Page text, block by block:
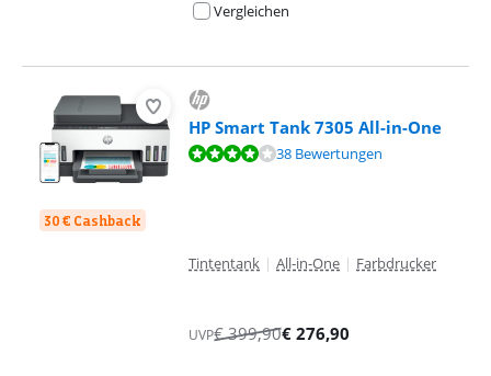
Vergleichen
30 € Cashback
HP Smart Tank 7305 All-in-One
Bewertet mit 8,4 von 10, basierend auf 38 Bewertungen.
38 Bewertungen
Tintentank | All-in-One | Farbdrucker
UVP€399,90€ 276,90